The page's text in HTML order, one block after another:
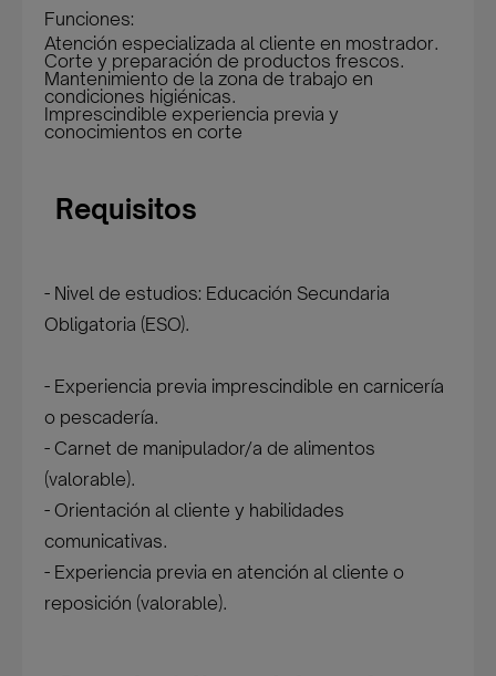
Funciones:
Atención especializada al cliente en mostrador.
Corte y preparación de productos frescos.
Mantenimiento de la zona de trabajo en
condiciones higiénicas.
Imprescindible experiencia previa y
conocimientos en corte
Requisitos
- Nivel de estudios: Educación Secundaria
Obligatoria (ESO).
- Experiencia previa imprescindible en carnicería
o pescadería.
- Carnet de manipulador/a de alimentos
(valorable).
- Orientación al cliente y habilidades
comunicativas.
- Experiencia previa en atención al cliente o
reposición (valorable).